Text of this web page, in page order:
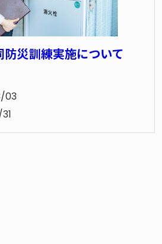
災訓練実施について
03